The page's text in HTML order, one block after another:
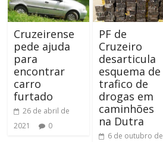
Cruzeirense
pede ajuda
para
encontrar
carro
furtado
26 de abril de
2021
0
PF de
Cruzeiro
desarticula
esquema de
trafico de
drogas em
caminhões
na Dutra
6 de outubro de